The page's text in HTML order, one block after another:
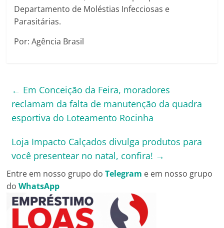
Departamento de Moléstias Infecciosas e
Parasitárias.
Por: Agência Brasil
← Em Conceição da Feira, moradores
reclamam da falta de manutenção da quadra
esportiva do Loteamento Rocinha
Loja Impacto Calçados divulga produtos para
você presentear no natal, confira! →
Entre em nosso grupo doTelegram e em nosso grupo
doWhatsApp